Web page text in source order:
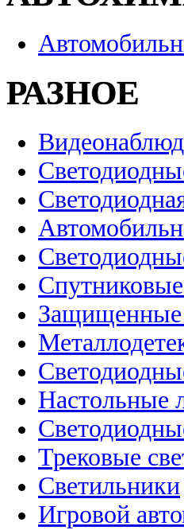
РАЗНОЕ
Защищенные
Настольные
Трековые
Светильники
Игровой